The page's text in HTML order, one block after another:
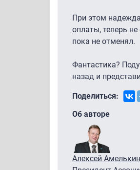
При этом
оплаты, теперь
пока не отменял.
Фантастика?
назад и
Поделиться:
Об авторе
Алексей Амелькин